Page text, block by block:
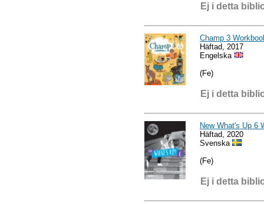
Ej i detta
Champ 3
Häftad, 2017
Engelska
(Fe)
Ej i detta
New What's Up 6
Häftad, 2020
Svenska
(Fe)
Ej i detta